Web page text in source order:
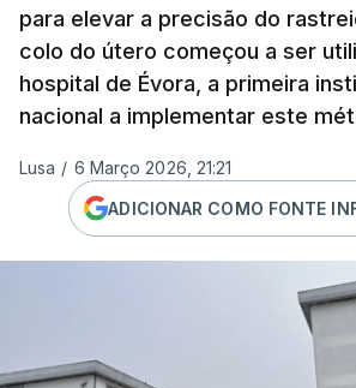
para elevar a precisão do
colo do útero começou a ser
hospital de Évora, a primeira
nacional a implementar este
Lusa / 6 Março 2026, 21:21
ADICIONAR COMO FONTE